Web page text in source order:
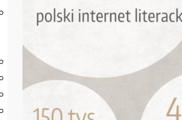
Olimpiada Literatury i Języka
Podstawowych
Biblioteka
O bibliotece
Godziny otwarcia
Katalog
Nowości